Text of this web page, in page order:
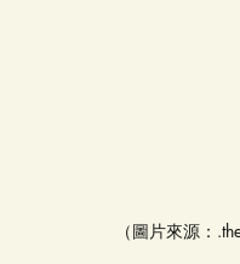
（圖片來源：